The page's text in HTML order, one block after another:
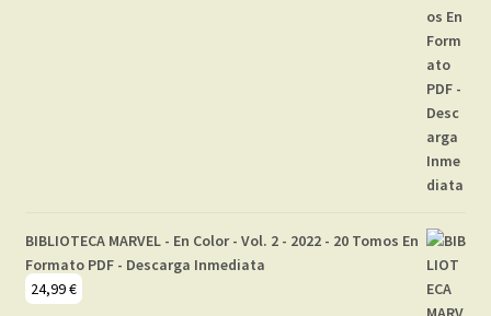
BIBLIOTECA MARVEL - En Color - Vol. 2 - 2022 - 20 Tomos En
Formato PDF - Descarga Inmediata
24,99€